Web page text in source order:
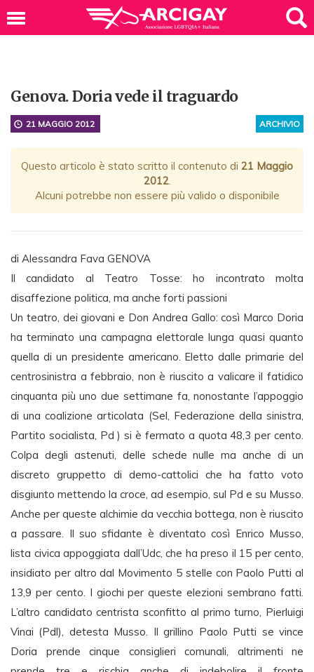
Genova. Doria vede il traguardo
ARCHIVIO
21 MAGGIO 2012
Questo articolo è stato scritto il contenuto di 21 Maggio
2012.
Alcuni potrebbe non essere più valido o disponibile
di Alessandra Fava GENOVA
Il candidato al Teatro Tosse: ho incontrato molta
disaffezione politica, ma anche forti passioni
Un teatro, dei giovani e Don Andrea Gallo: così Marco Doria
ha terminato una campagna elettorale lunga quasi quanto
quella di un presidente americano. Eletto dalle primarie del
centrosinistra a febbraio, non è riuscito a valicare il fatidico
cinquanta più uno due settimane fa, nonostante l’appoggio
di una coalizione articolata (Sel, Federazione della sinistra,
Partito socialista, Pd ) si è fermato a quota 48,3 per cento.
Colpa degli astenuti, delle schede nulle ma anche di un
discreto gruppetto di demo-cattolici che ha fatto voto
disgiunto mettendo la croce, ad esempio, sul Pd e su Musso.
Anche per queste alchimie da vecchia bottega, non è riuscito
a passare. Il suo sfidante è diventato così Enrico Musso,
lista civica appoggiata dall’Udc, che ha preso il 15 per cento,
insidiato per altro dal Movimento 5 stelle con Paolo Putti al
13,9 per cento. I giochi per queste elezioni sembrano fatti.
L’altro candidato centrista sconfitto al primo turno, Pierluigi
Vinai (Pdl), detesta Musso. Il grillino Paolo Putti se vince
Doria prende cinque consiglieri comunali, altrimenti ne